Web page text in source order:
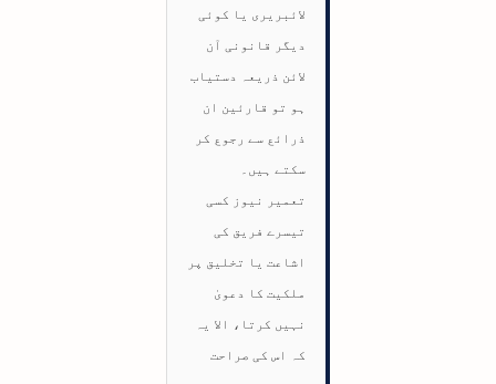
لائبریری یا کوئی
دیگر قانونی آن
لائن ذریعہ دستیاب
ہو تو قارئین ان
ذرائع سے رجوع کر
سکتے ہیں۔
تعمیر نیوز کسی
تیسرے فریق کی
اشاعت یا تخلیق پر
ملکیت کا دعویٰ
نہیں کرتا، الا یہ
کہ اس کی صراحت